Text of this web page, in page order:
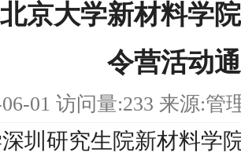
京大学新材料学
令营活动
01 访问量:233 来源:管
圳研究生院新材料学